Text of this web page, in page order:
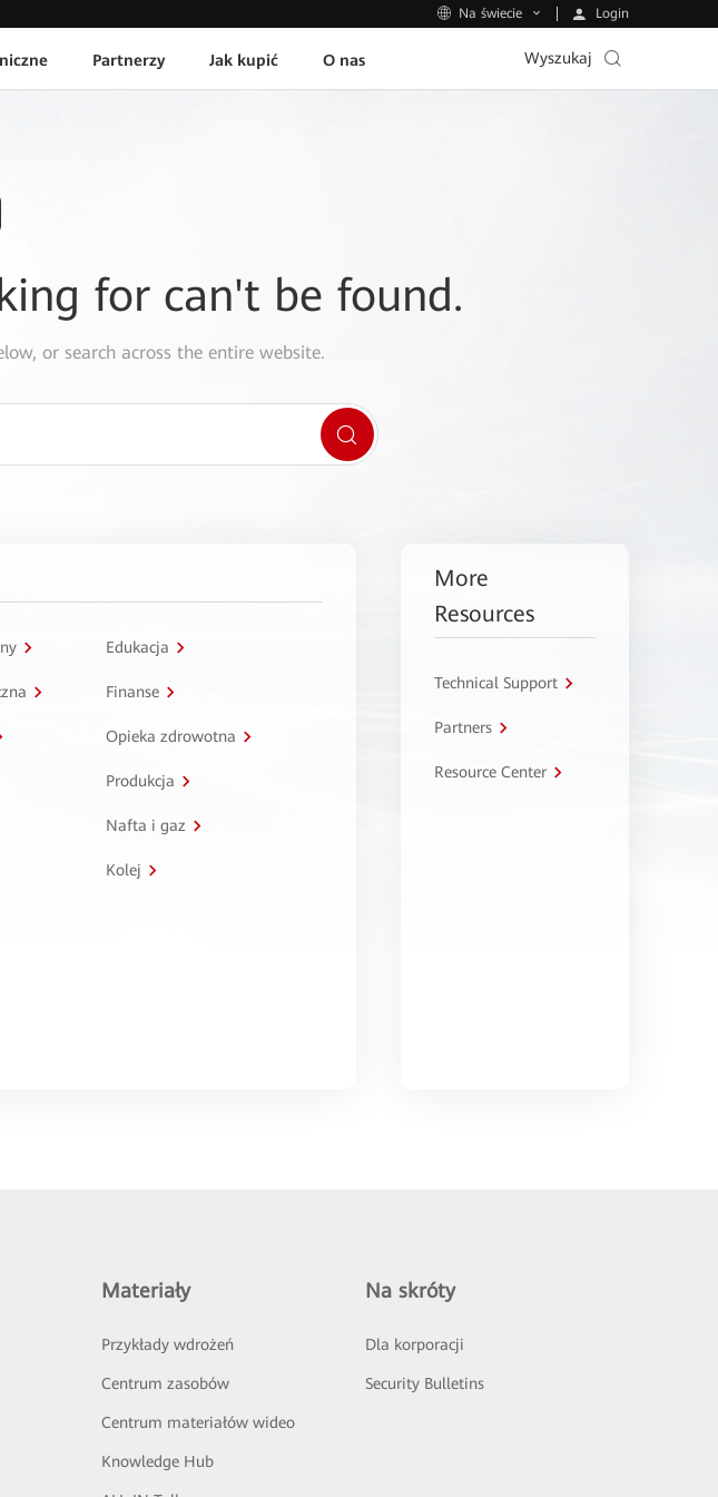
Na świecie Login
Partnerzy Jak kupić O nas Wyszukaj
for can't be found.
or search across the entire website.
Edukacja
Finanse
Opieka zdrowotna
Produkcja
Nafta i gaz
Kolej
More
Resources
Technical Support
Partners
Resource Center
Materiały
Przykłady wdrożeń
Centrum zasobów
Centrum materiałów wideo
Knowledge Hub
Na skróty
Dla korporacji
Security Bulletins